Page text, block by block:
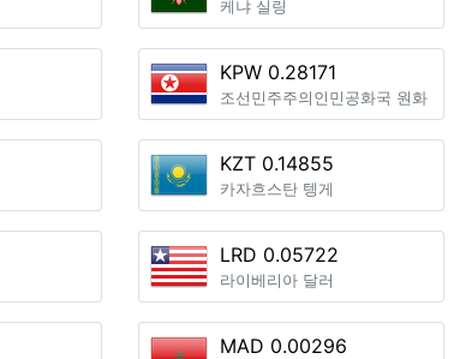
케냐 실링
KPW 0.28171
조선민주주의인민공화국 원화
KZT 0.14855
카자흐스탄 텡게
LRD 0.05722
라이베리아 달러
MAD 0.00296